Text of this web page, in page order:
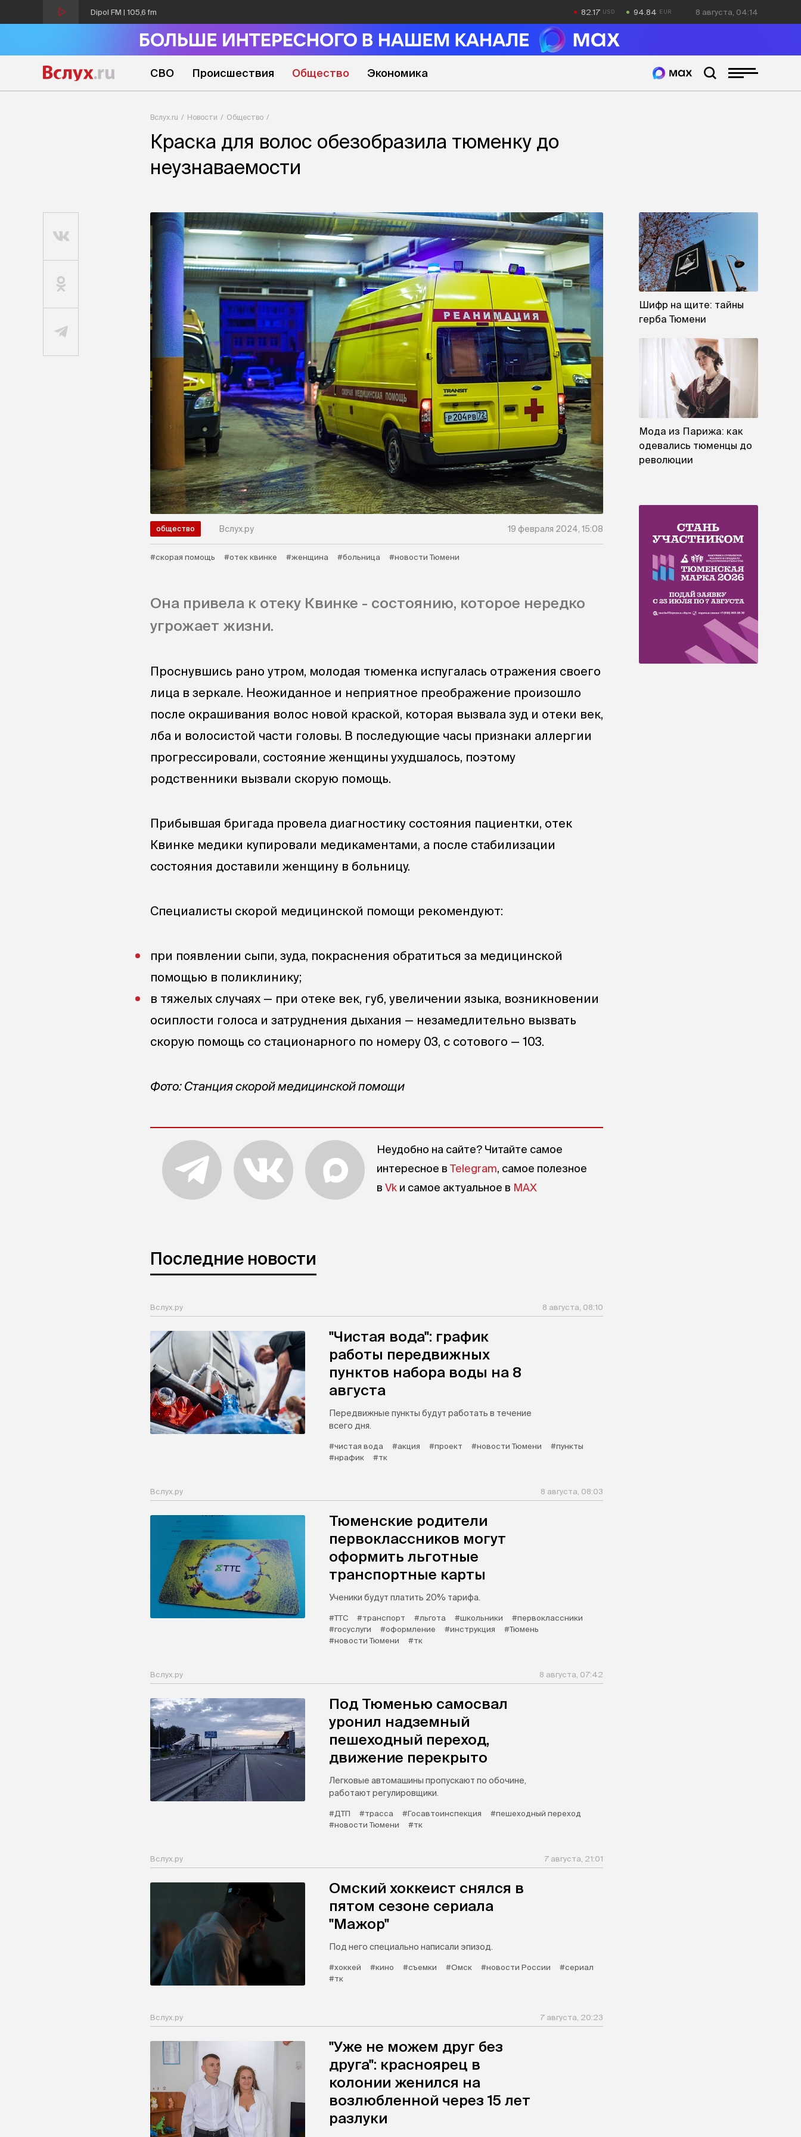
Dipol FM | 105,6 fm 82.17 94.84 8 августа, 04:14
СВО Происшествия Общество Экономика
Вслух.ru Новости Общество
Краска для волос обезобразила тюменку до
неузнаваемости
общество Вслух.ру 19 февраля 2024, 15:08
#скорая помощь #отек квинке #женщина #больница #новости Тюмени
Она привела к отеку Квинке - состоянию, которое нередко
угрожает жизни.
Проснувшись рано утром, молодая тюменка испугалась отражения своего
лица в зеркале. Неожиданное и неприятное преображение произошло
после окрашивания волос новой краской, которая вызвала зуд и отеки век,
лба и волосистой части головы. В последующие часы признаки аллергии
прогрессировали, состояние женщины ухудшалось, поэтому
родственники вызвали скорую помощь.
Прибывшая бригада провела диагностику состояния пациентки, отек
Квинке медики купировали медикаментами, а после стабилизации
состояния доставили женщину в больницу.
Специалисты скорой медицинской помощи рекомендуют:
при появлении сыпи, зуда, покраснения обратиться за медицинской
помощью в поликлинику;
в тяжелых случаях — при отеке век, губ, увеличении языка, возникновении
осиплости голоса и затруднения дыхания — незамедлительно вызвать
скорую помощь со стационарного по номеру 03, с сотового — 103.
Фото: Станция скорой медицинской помощи
Неудобно на сайте? Читайте самое
интересное в Telegram, самое полезное
в Vk и самое актуальное в MAX
Последние новости
Вслух.ру 8 августа, 08:10
"Чистая вода": график
работы передвижных
пунктов набора воды на 8
августа
Передвижные пункты будут работать в течение
всего дня.
#чистая вода #акция #проект #новости Тюмени
#пункты
#нрафик
#тк
Вслух.ру 8 августа, 08:03
Тюменские родители
первоклассников могут
оформить льготные
транспортные карты
Ученики будут платить 20% тарифа.
#ТТС #транспорт #льгота #школьники
#первоклассники
#госуслуги
#оформление #инструкция
#Тюмень
#новости Тюмени
#тк
Вслух.ру 8 августа, 07:42
Под Тюменью самосвал
уронил надземный
пешеходный переход,
движение перекрыто
Легковые автомашины пропускают по обочине,
работают регулировщики.
#ДТП #трасса #Госавтоинспекция
#пешеходный переход
#новости Тюмени
#тк
Вслух.ру 7 августа, 21:01
Омский хоккеист снялся в
пятом сезоне сериала
"Мажор"
Под него специально написали эпизод.
#хоккей #кино #съемки #Омск #новости России
#сериал
#тк
Вслух.ру 7 августа, 20:23
"Уже не можем друг без
друга": красноярец в
колонии женился на
возлюбленной через 15 лет
разлуки
Шифр на щите: тайны
герба Тюмени
Мода из Парижа: как
одевались тюменцы до
революции